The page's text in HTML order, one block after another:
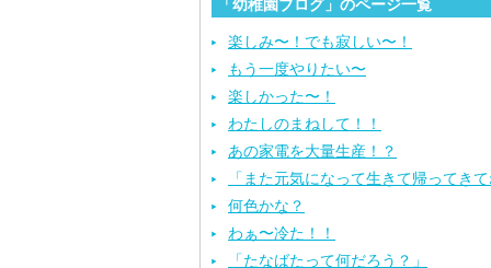
「幼稚園ブログ」のページ一覧
楽しみ〜！でも寂しい〜！
もう一度やりたい〜
楽しかった〜！
わたしのまねして！！
あの家電を大量生産！？
「また元気になって生きて帰ってき
何色かな？
わぁ〜冷た！！
「たなばたって何だろう？」